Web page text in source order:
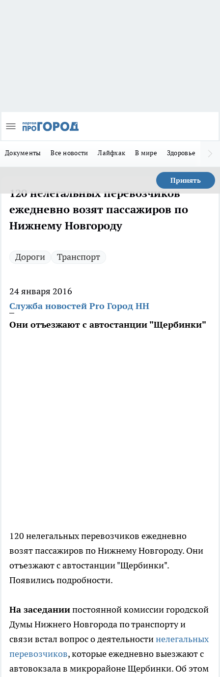
Документы Все новости Лайфхак В мире Здоровье
Принять
120 нелегальных перевозчиков
ежедневно возят пассажиров по
Нижнему Новгороду
Дороги Транспорт
24 января 2016
Служба новостей Pro Город НН
Они отъезжают с автостанции "Щербинки"
120 нелегальных перевозчиков ежедневно
возят пассажиров по Нижнему Новгороду. Они
отъезжают с автостанции "Щербинки".
Появились подробности.
На заседаниипостоянной комиссии городской
Думы Нижнего Новгорода по транспорту и
связи встал вопрос о деятельностинелегальных
перевозчиков, которые ежедневно выезжают с
автовокзала в микрорайоне Щербинки. Об этом